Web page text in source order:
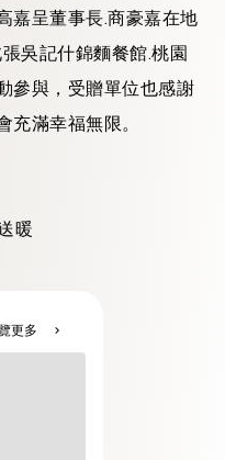
嘉呈董事長.商豪嘉在地
吳記什錦麵餐館.桃園
參與，受贈單位也感謝
充滿幸福無限。
暖
更多 chevron_right